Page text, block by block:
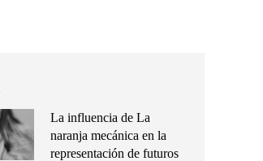
La influencia de La
naranja mecánica en la
representación de futuros